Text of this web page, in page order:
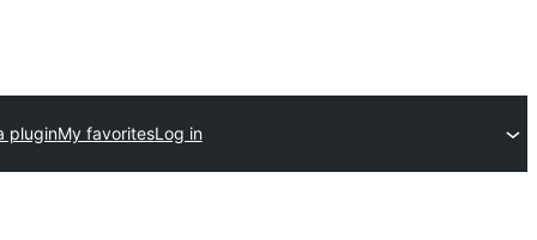
pluginMy favoritesLog in